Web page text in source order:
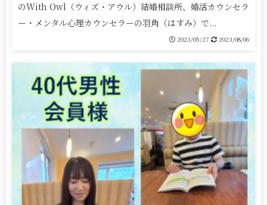
のWith Owl（ウィズ・アウル）結婚相談所、婚活カウンセラ
ー・メンタル心理カウンセラーの羽角（はすみ）で...
2023/05/27 2023/08/06